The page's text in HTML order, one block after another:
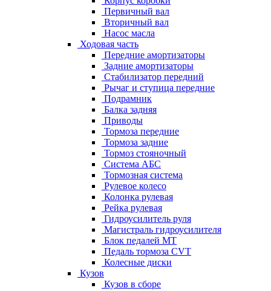
Первичный вал
Вторичный вал
Насос масла
Ходовая часть
Передние амортизаторы
Задние амортизаторы
Стабилизатор передний
Рычаг и ступица передние
Подрамник
Балка задняя
Приводы
Тормоза передние
Тормоза задние
Тормоз стояночный
Система АБС
Тормозная система
Рулевое колесо
Колонка рулевая
Рейка рулевая
Гидроусилитель руля
Магистраль гидроусилителя
Блок педалей МТ
Педаль тормоза CVT
Колесные диски
Кузов
Кузов в сборе